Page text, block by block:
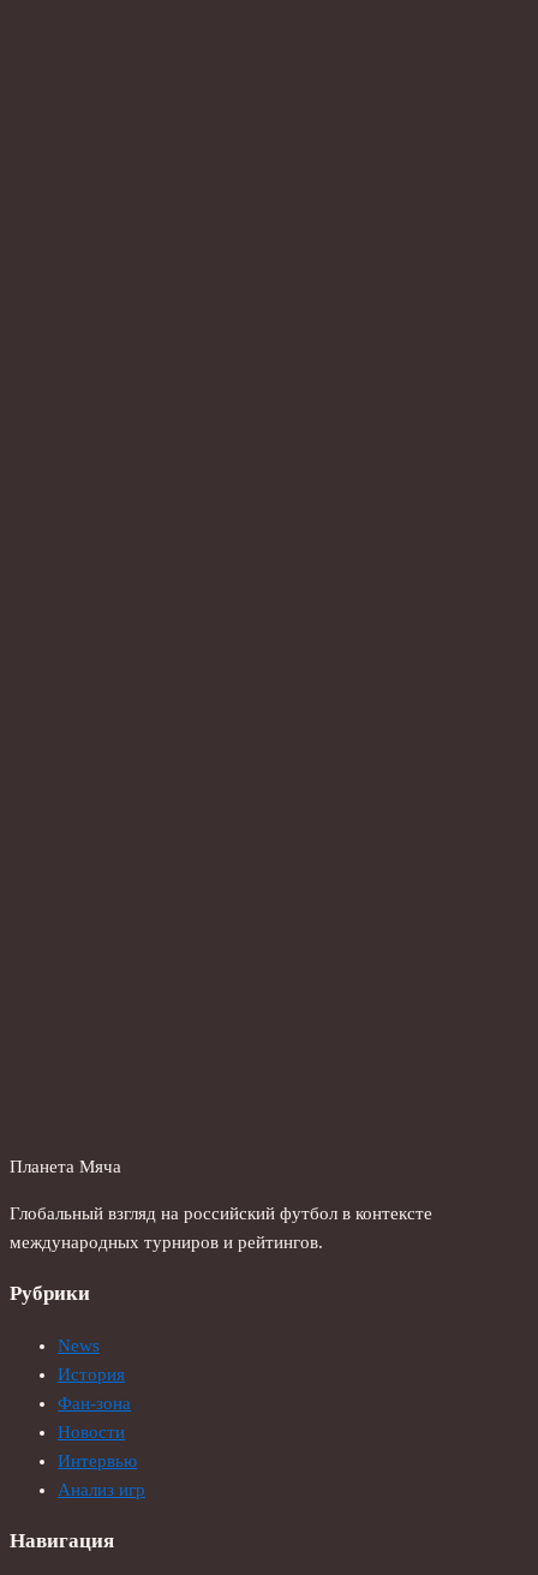
Планета Мяча
Глобальный взгляд на российский футбол в контексте
международных турниров и рейтингов.
Рубрики
News
История
Фан-зона
Новости
Интервью
Анализ игр
Навигация